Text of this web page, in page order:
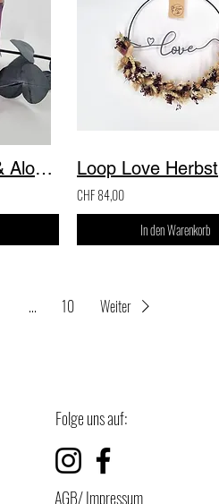
Duftkerze Feige & Aloe Vera Loop Love Herbst
CHF 84,00
In den Warenkorb
... 10 Weiter
Folge uns auf:
AGB/ Impressum